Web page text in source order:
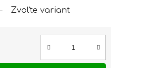
Zvoľte variant